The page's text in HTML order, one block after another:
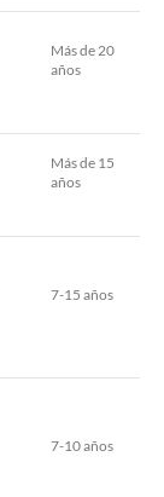
Más de 20
años
Más de 15
años
7-15 años
7-10 años